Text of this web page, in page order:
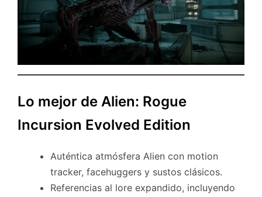
Lo mejor de Alien: Rogue
Incursion Evolved Edition
Auténtica atmósfera Alien con motion
tracker, facehuggers y sustos clásicos.
Referencias al lore expandido, incluyendo